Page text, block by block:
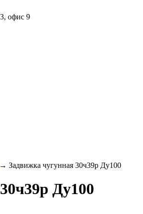
офис 9
→ Задвижка чугунная 30ч39р Ду100
Ду100